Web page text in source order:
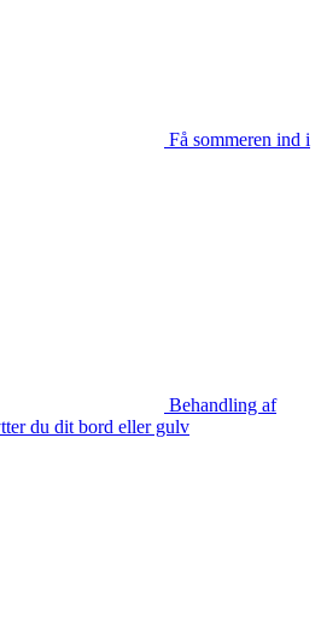
Få sommeren ind i
Behandling af
du dit bord eller gulv